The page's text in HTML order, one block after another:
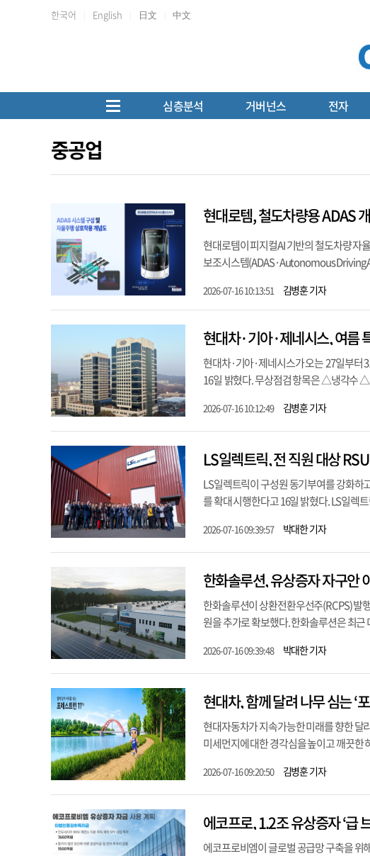
한국어 English 日文 中文
심층분석 거버넌스 전자
중공업
현대로템, 철도차량용 ADAS
현대로템이 피지컬AI 기반의 철도차량 자
보조시스템(ADAS·Autonomous Driving
2026-07-16 10:13:51 김병훈 기자
현대차·기아·제네시스, 여름
현대차·기아·제네시스가 오는 27일부터
16일 밝혔다. 무상점검 항목은 △냉각
2026-07-16 10:12:49 김병훈 기자
LS일렉트릭, 전 직원 대상
LS일렉트릭이 구성원 동기부여를 강화하
를 확대 시행한다고 16일 밝혔다. LS일렉
2026-07-16 09:39:57 박대한 기자
한화솔루션, 유상증자 자구
한화솔루션이 상환전환우선주(RCPS) 발
원을 추가로 확보했다. 한화솔루션은 최
2026-07-16 09:39:48 박대한 기자
현대차, 함께 달려 나무 심는 ‘
현대자동차가 지속가능한 미래를 향한 달
미세먼지에 대한 경각심을 높이고 깨끗한
2026-07-16 09:20:50 김병훈 기자
에코프로, 1.2조 유상증자 ‘급
에코프로비엠이 글로벌 공급망 구축을 위